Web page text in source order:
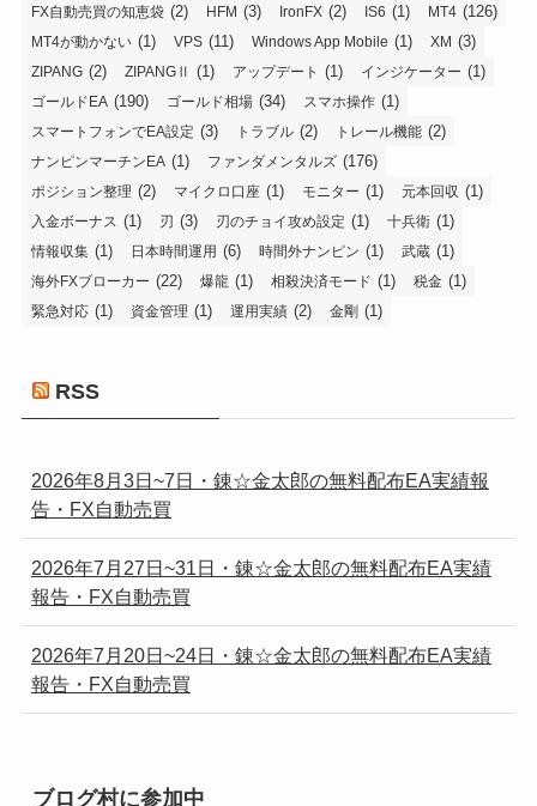
FX自動売買の知恵袋 (2) HFM (3) IronFX (2) IS6 (1) MT4 (126)
MT4が動かない (1) VPS (11) Windows App Mobile (1) XM (3)
ZIPANG (2) ZIPANGⅡ (1) アップデート (1) インジケーター (1)
ゴールドEA (190) ゴールド相場 (34) スマホ操作 (1)
スマートフォンでEA設定 (3) トラブル (2) トレール機能 (2)
ナンピンマーチンEA (1) ファンダメンタルズ (176)
ポジション整理 (2) マイクロ口座 (1) モニター (1) 元本回収 (1)
入金ボーナス (1) 刃 (3) 刃のチョイ攻め設定 (1) 十兵衛 (1)
情報収集 (1) 日本時間運用 (6) 時間外ナンピン (1) 武蔵 (1)
海外FXブローカー (22) 爆龍 (1) 相殺決済モード (1) 税金 (1)
緊急対応 (1) 資金管理 (1) 運用実績 (2) 金剛 (1)
RSS
2026年8月3日~7日・錬☆金太郎の無料配布EA実績報
告・FX自動売買
2026年7月27日~31日・錬☆金太郎の無料配布EA実績
報告・FX自動売買
2026年7月20日~24日・錬☆金太郎の無料配布EA実績
報告・FX自動売買
ブログ村に参加中